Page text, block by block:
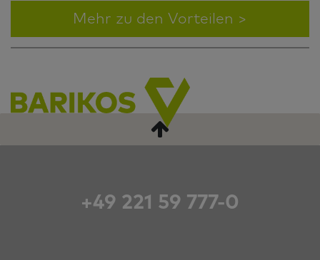
Mehr zu den Vorteilen >
+49 221 59 777-0